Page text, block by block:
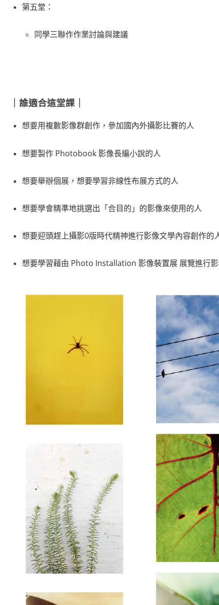
第五堂：
同學三聯作作業討論與建議
｜誰適合這堂課｜
想要用複數影像群創作，參加國內外攝影比賽的人
想要製作 Photobook 影像長編小說的人
想要舉辦個展，想要學習非線性布展方式的人
想要學會精準地挑選出「合目的」的影像來使用的人
想要迎頭趕上攝影0版時代精神進行影像文學內容創作的
想要學習藉由 Photo Installation 影像裝置展 展覽進行